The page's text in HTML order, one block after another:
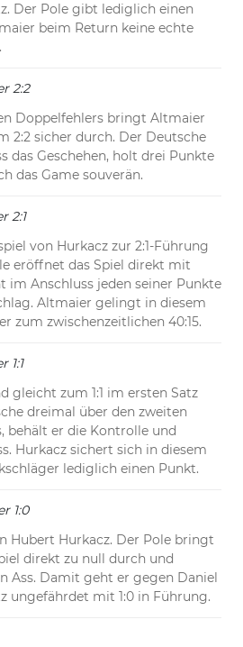
Der Pole gibt lediglich einen
beim Return keine echte
2:2
Doppelfehlers bringt Altmaier
2:2 sicher durch. Der Deutsche
das Geschehen, holt drei Punkte
das Game souverän.
2:1
von Hurkacz zur 2:1-Führung
eröffnet das Spiel direkt mit
im Anschluss jeden seiner Punkte
Altmaier gelingt in diesem
zum zwischenzeitlichen 40:15.
1:1
gleicht zum 1:1 im ersten Satz
dreimal über den zweiten
behält er die Kontrolle und
Hurkacz sichert sich in diesem
lediglich einen Punkt.
1:0
Hubert Hurkacz. Der Pole bringt
direkt zu null durch und
Ass. Damit geht er gegen Daniel
ungefährdet mit 1:0 in Führung.